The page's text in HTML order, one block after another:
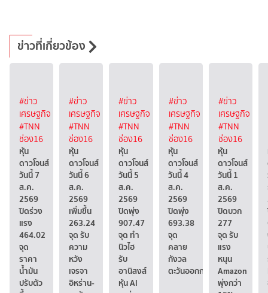
ข่าวที่เกี่ยวข้อง
#ข่าว
เศรษฐกิจ
#TNN
ช่อง16
หุ้น
ดาวโจนส์
วันนี้ 7
ส.ค.
2569
ปิดร่วง
แรง
464.02
จุด
ราคา
น้ำมัน
ปรับตัว
#ข่าว
เศรษฐกิจ
#TNN
ช่อง16
หุ้น
ดาวโจนส์
วันนี้ 6
ส.ค.
2569
เพิ่มขึ้น
263.24
จุด รับ
ความ
หวัง
เจรจา
อิหร่าน-
#ข่าว
เศรษฐกิจ
#TNN
ช่อง16
หุ้น
ดาวโจนส์
วันนี้ 5
ส.ค.
2569
ปิดพุ่ง
907.47
จุด ทำ
นิวไฮ
รับ
อานิสงส์
หุ้น AI
#ข่าว
เศรษฐกิจ
#TNN
ช่อง16
หุ้น
ดาวโจนส์
วันนี้ 4
ส.ค.
2569
ปิดพุ่ง
693.38
จุด
คลาย
กังวล
ตะวันออกกลาง
#ข่าว
เศรษฐกิจ
#TNN
ช่อง16
หุ้น
ดาวโจนส์
วันนี้ 1
ส.ค.
2569
ปิดบวก
277
จุด รับ
แรง
หนุน
Amazon
พุ่งกว่า